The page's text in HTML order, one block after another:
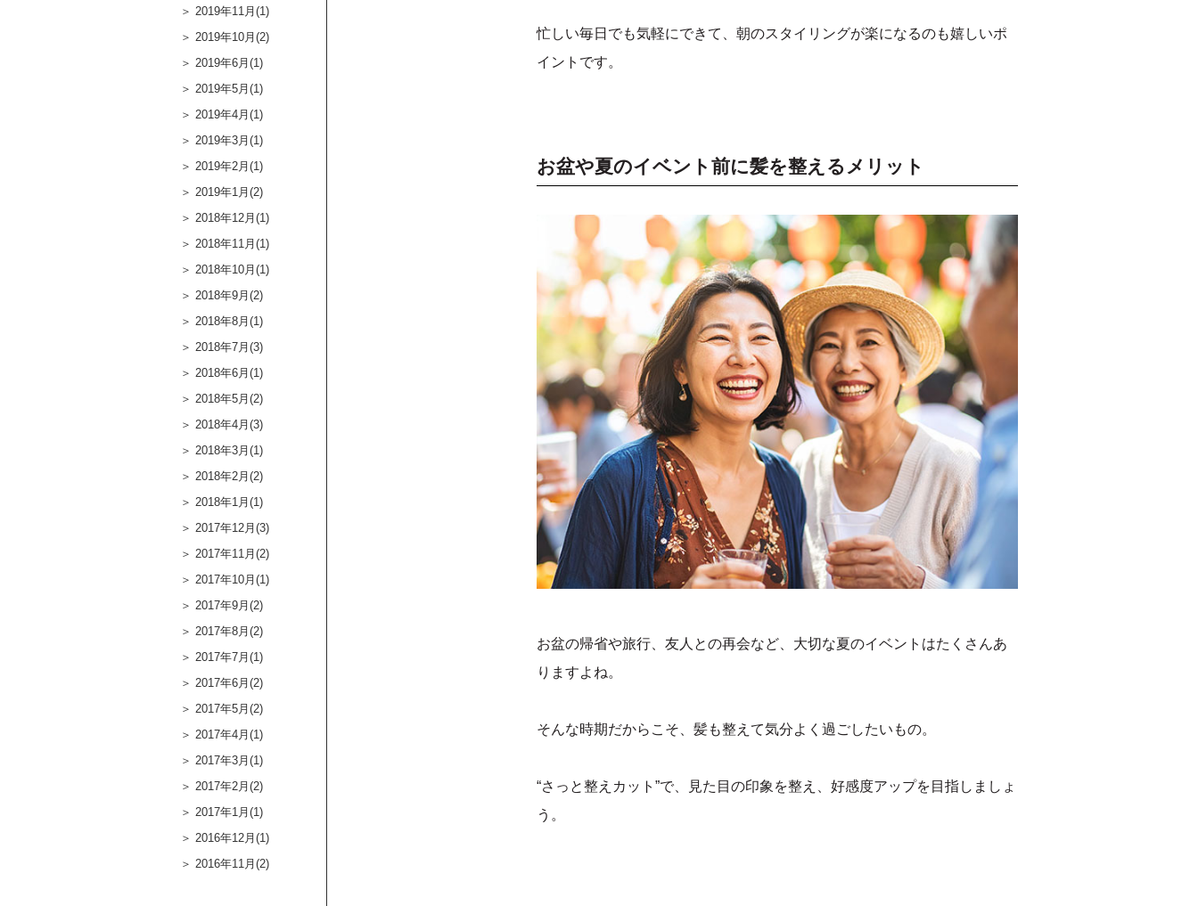
忙しい毎日でも気軽にできて、朝のスタイリングが楽になるのも嬉しいポ
イントです。
お盆や夏のイベント前に髪を整えるメリット
お盆の帰省や旅行、友人との再会など、大切な夏のイベントはたくさんあ
りますよね。
そんな時期だからこそ、髪も整えて気分よく過ごしたいもの。
“さっと整えカット”で、見た目の印象を整え、好感度アップを目指しましょ
う。
2019年11月(1)
2019年10月(2)
2019年6月(1)
2019年5月(1)
2019年4月(1)
2019年3月(1)
2019年2月(1)
2019年1月(2)
2018年12月(1)
2018年11月(1)
2018年10月(1)
2018年9月(2)
2018年8月(1)
2018年7月(3)
2018年6月(1)
2018年5月(2)
2018年4月(3)
2018年3月(1)
2018年2月(2)
2018年1月(1)
2017年12月(3)
2017年11月(2)
2017年10月(1)
2017年9月(2)
2017年8月(2)
2017年7月(1)
2017年6月(2)
2017年5月(2)
2017年4月(1)
2017年3月(1)
2017年2月(2)
2017年1月(1)
2016年12月(1)
2016年11月(2)